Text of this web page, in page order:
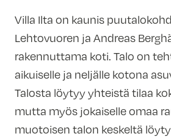
Villa Ilta on kaunis
Lehtovuoren ja Andreas
rakennuttama koti. Talo on
aikuiselle ja neljälle kotona
Talosta löytyy yhteistä tilaa
mutta myös jokaiselle omaa
muotoisen talon keskeltä